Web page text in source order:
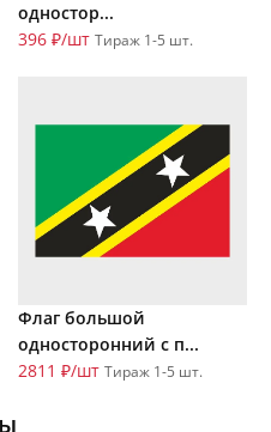
одностор...
396 ₽/шт Тираж 1-5 шт.
Флаг большой
односторонний с п...
2811 ₽/шт Тираж 1-5 шт.